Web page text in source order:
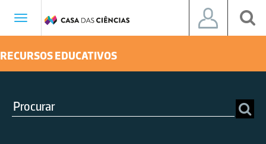
Toggle
RECURSOS EDUCATIVOS